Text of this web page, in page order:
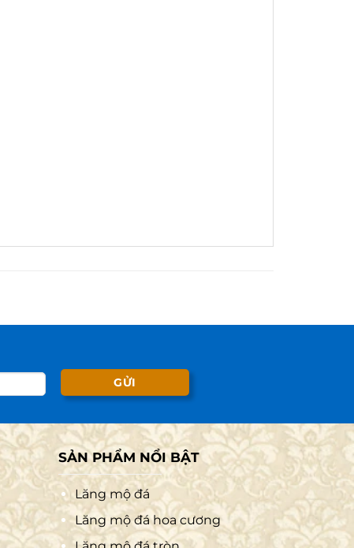
SẢN PHẨM NỔI BẬT
Lăng mộ đá
Lăng mộ đá hoa cương